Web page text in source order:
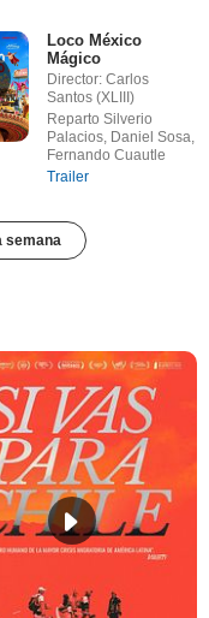
Loco México
Mágico
Director: Carlos
Santos (XLIII)
Reparto Silverio
Palacios, Daniel Sosa,
Fernando Cuautle
Trailer
semana